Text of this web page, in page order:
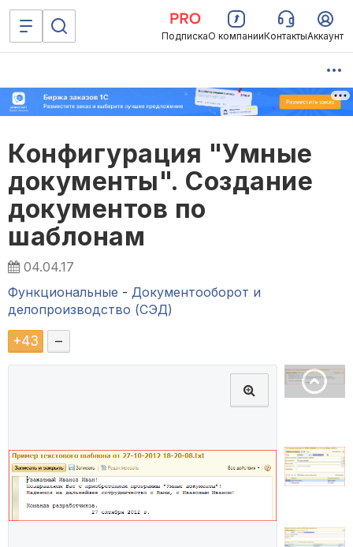
ПодпискаО компанииКонтактыАккаунт
Конфигурация "Умные
документы". Создание
документов по
шаблонам
04.04.17
Функциональные - Документооборот и
делопроизводство (СЭД)
+43 –